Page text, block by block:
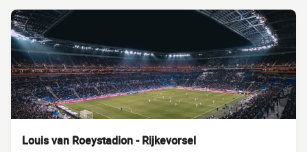
Louis van Roeystadion - Rijkevorsel